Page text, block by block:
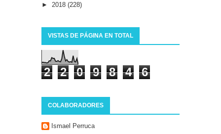
► 2018 (228)
VISTAS DE PÁGINA EN TOTAL
2 2 0 9 8 4 6
COLABORADORES
Ismael Perruca